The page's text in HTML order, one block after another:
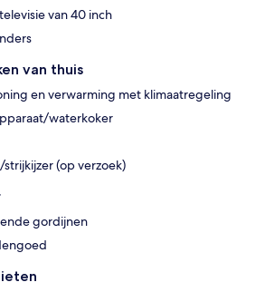
van 40 inch
van thuis
en verwarming met klimaatregeling
waterkoker
(op verzoek)
gordijnen